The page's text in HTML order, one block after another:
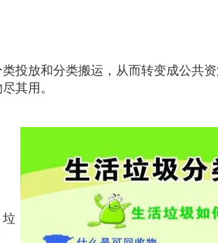
投放和分类搬运，从而转变成公共
其用。